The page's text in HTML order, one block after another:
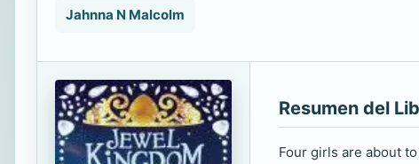
Jahnna N Malcolm
Resumen del
Four girls are about